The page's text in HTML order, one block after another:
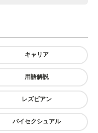
キャリア
用語解説
レズビアン
バイセクシュアル